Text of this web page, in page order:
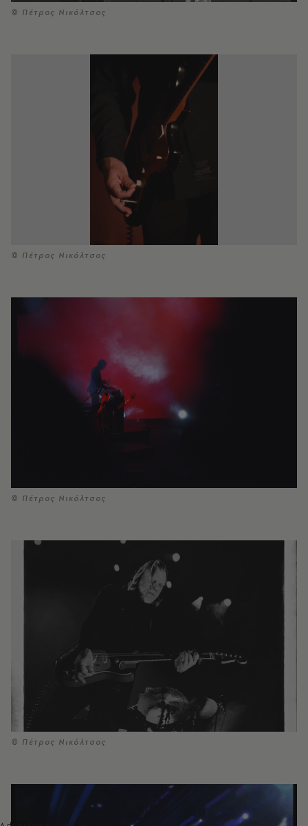
© Πέτρος Νικόλτσος
© Πέτρος Νικόλτσος
© Πέτρος Νικόλτσος
© Πέτρος Νικόλτσος